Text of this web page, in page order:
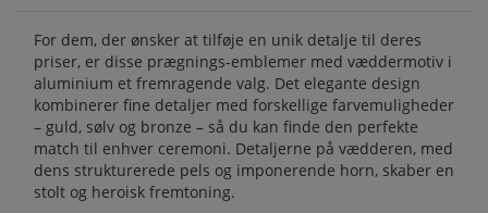
For dem, der ønsker at tilføje en unik detalje til deres
priser, er disse prægnings-emblemer med væddermotiv i
aluminium et fremragende valg. Det elegante design
kombinerer fine detaljer med forskellige farvemuligheder
– guld, sølv og bronze – så du kan finde den perfekte
match til enhver ceremoni. Detaljerne på vædderen, med
dens strukturerede pels og imponerende horn, skaber en
stolt og heroisk fremtoning.